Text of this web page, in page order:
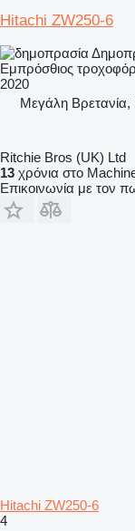
Hitachi ZW250-6
Εμπρόσθιος
2020
Μεγάλη Βρετανία,
Ritchie Bros (UK) Ltd
13 χρόνια στο
Επικοινωνία με τον
Hitachi ZW250-6
4